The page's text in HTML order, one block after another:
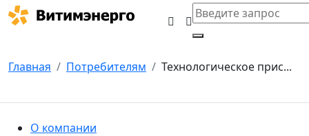
О компании
Главная Потребителям Технологическое прис...